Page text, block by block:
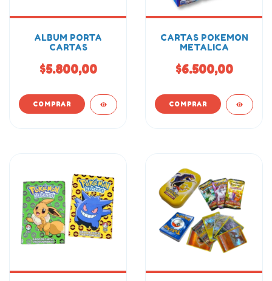
ALBUM PORTA
CARTAS
$5.800,00
CARTAS POKEMON
METALICA
$6.500,00